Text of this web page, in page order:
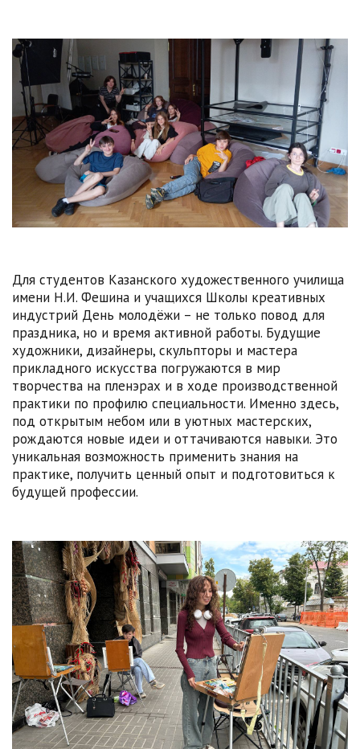
Для студентов Казанского художественного училища
имени Н.И. Фешина и учащихся Школы креативных
индустрий День молодёжи – не только повод для
праздника, но и время активной работы. Будущие
художники, дизайнеры, скульпторы и мастера
прикладного искусства погружаются в мир
творчества на пленэрах и в ходе производственной
практики по профилю специальности. Именно здесь,
под открытым небом или в уютных мастерских,
рождаются новые идеи и оттачиваются навыки. Это
уникальная возможность применить знания на
практике, получить ценный опыт и подготовиться к
будущей профессии.